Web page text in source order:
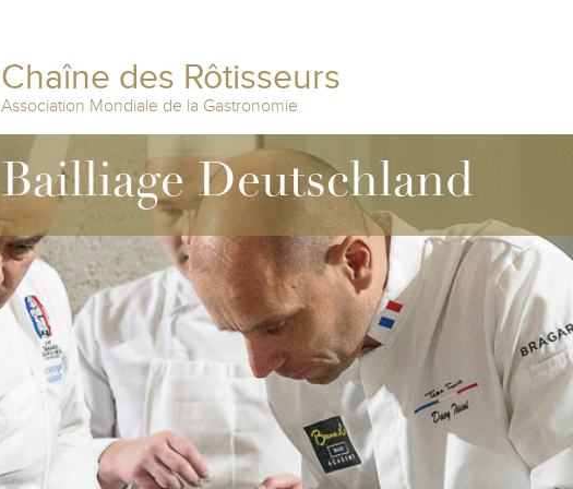
Chaîne des Rôtisseurs
Association Mondiale de la Gastronomie
Bailliage Deutschland